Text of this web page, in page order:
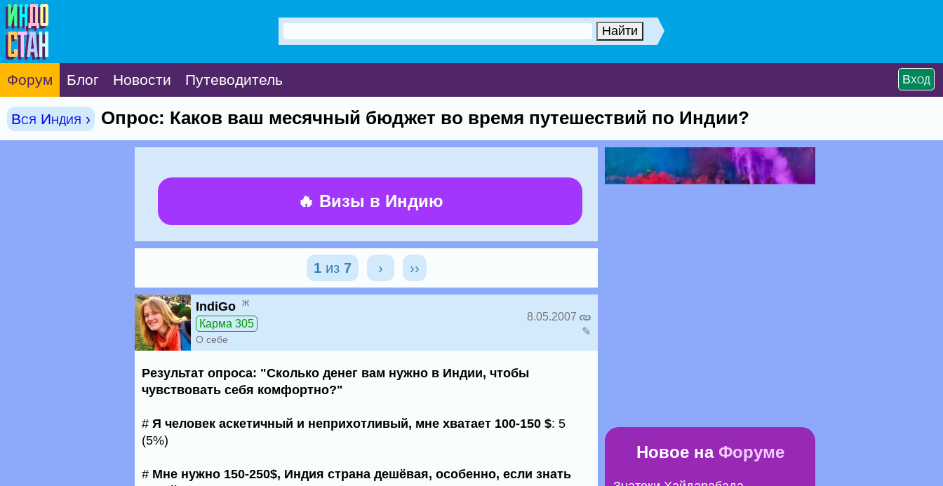
Форум Блог Новости Путеводитель Вход
Вся Индия › Опрос: Каков ваш месячный бюджет во время путешествий по Индии?
🔥 Визы в Индию
1из 7 › ››
IndiGo ж
Карма 305
О себе
8.05.2007
✎
Результат опроса: "Сколько денег вам нужно в Индии, чтобы
чувствовать себя комфортно?"
# Я человек аскетичный и неприхотливый, мне хватает 100-150 $: 5
(5%)
# Мне нужно 150-250$, Индия страна дешёвая, особенно, если знать
Новое на Форуме